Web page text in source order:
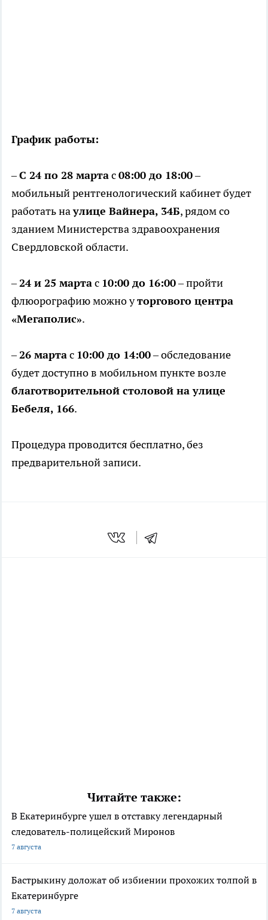
График работы:
–С 24 по 28 мартас08:00 до 18:00–
мобильный рентгенологический кабинет будет
работать наулице Вайнера, 34Б, рядом со
зданием Министерства здравоохранения
Свердловской области.
–24 и 25 мартас 10:00 до 16:00– пройти
флюорографию можно уторгового центра
«Мегаполис».
–26 мартас 10:00 до 14:00– обследование
будет доступно в мобильном пункте возле
благотворительной столовой на улице
Бебеля, 166.
Процедура проводится бесплатно, без
предварительной записи.
Читайте также:
В Екатеринбурге ушел в отставку легендарный
следователь-полицейский Миронов
7 августа
Бастрыкину доложат об избиении прохожих толпой в
Екатеринбурге
7 августа